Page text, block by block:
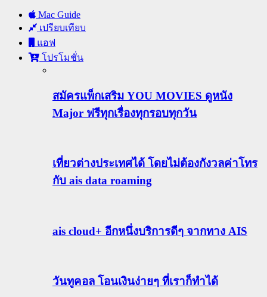
Mac Guide
เปรียบเทียบ
แอฟ
โปรโมชั่น
สมัครแพ็กเสริม YOU MOVIES ดูหนัง
Major ฟรีทุกเรื่องทุกรอบทุกวัน
เที่ยวต่างประเทศได้ โดยไม่ต้องกังวลค่าโทร
กับ ais data roaming
ais cloud+ อีกหนึ่งบริการดีๆ จากทาง AIS
วันทูคอล โอนเงินง่ายๆ ที่เราก็ทำได้